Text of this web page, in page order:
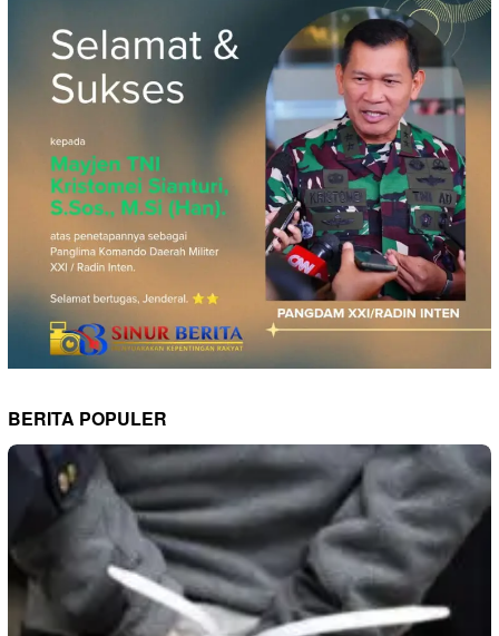
BERITA POPULER